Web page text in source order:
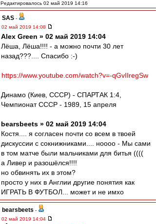
Редактировалось 02 май 2019 14:16
SAS -
02 май 2019 14:08
Alex Green » 02 май 2019 14:04
Лёша, Лёша!!!! - а можно почти 30 лет
назад???.... Спасибо :-)
https://www.youtube.com/watch?v=-qGvIIregSw
Динамо (Киев, СССР) - СПАРТАК 1:4,
Чемпионат СССР - 1989, 15 апреля
bearsbeets » 02 май 2019 14:04
Костя.... я согласен почти со всем в твоей
дискуссии с сокнижниками.... ноооо - Мы сами
в том матче были мальчиками для битья ((((
а Ливер и разошёлся!!!!
но обвинять их в этом?
просто у них в Англии другие понятия как
ИГРАТЬ В ФУТБОЛ... может и не имхо
bearsbeets -
02 май 2019 14:04